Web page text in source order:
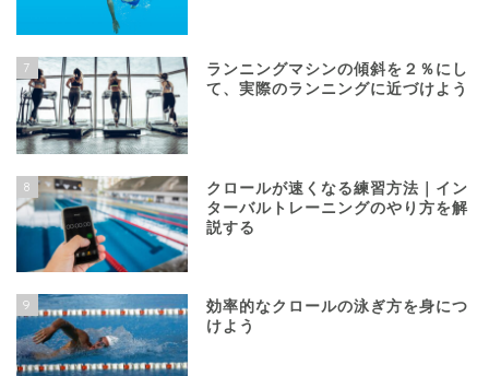
7
ランニングマシンの傾斜を２％にし
て、実際のランニングに近づけよう
8
クロールが速くなる練習方法｜イン
ターバルトレーニングのやり方を解
説する
9
効率的なクロールの泳ぎ方を身につ
けよう